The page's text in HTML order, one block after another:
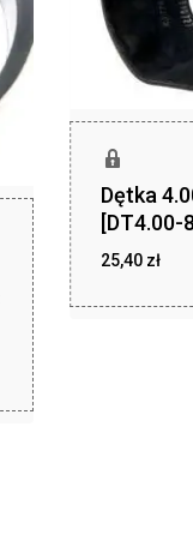
Dętka
[DT4.00-
25,40 zł